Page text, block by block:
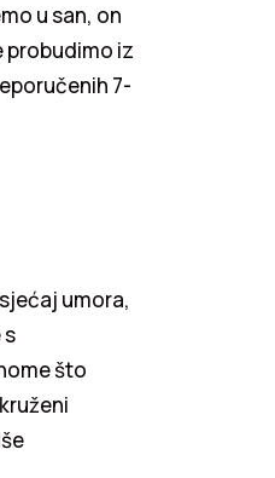
u san, on
probudimo iz
7-
umora,
s
što